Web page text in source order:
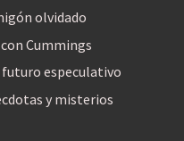
olvidado
Cummings
futuro especulativo
y misterios